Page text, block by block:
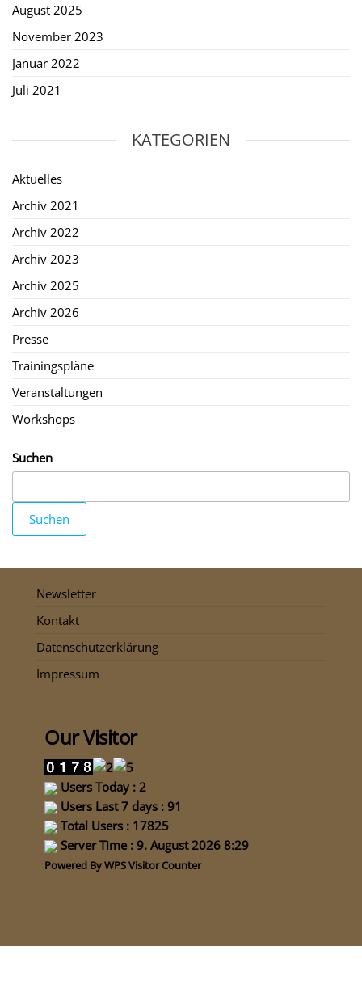
August 2025
November 2023
Januar 2022
Juli 2021
KATEGORIEN
Aktuelles
Archiv 2021
Archiv 2022
Archiv 2023
Archiv 2025
Archiv 2026
Presse
Trainingspläne
Veranstaltungen
Workshops
Suchen
Suchen
Newsletter
Kontakt
Datenschutzerklärung
Impressum
Our Visitor
Users Today : 2
Users Last 7 days : 91
Total Users : 17825
Server Time : 9. August 2026 8:29
Powered ByWPS Visitor Counter